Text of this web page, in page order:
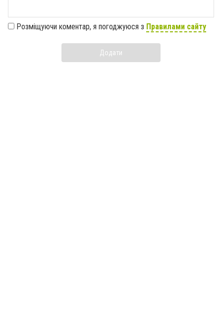
Розміщуючи коментар, я погоджуюся з Правилами сайту
Додати